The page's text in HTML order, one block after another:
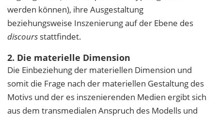
werden können), ihre Ausgestaltung
beziehungsweise Inszenierung auf der Ebene des
discours stattfindet.
2. Die materielle Dimension
Die Einbeziehung der materiellen Dimension und
somit die Frage nach der materiellen Gestaltung des
Motivs und der es inszenierenden Medien ergibt sich
aus dem transmedialen Anspruch des Modells und